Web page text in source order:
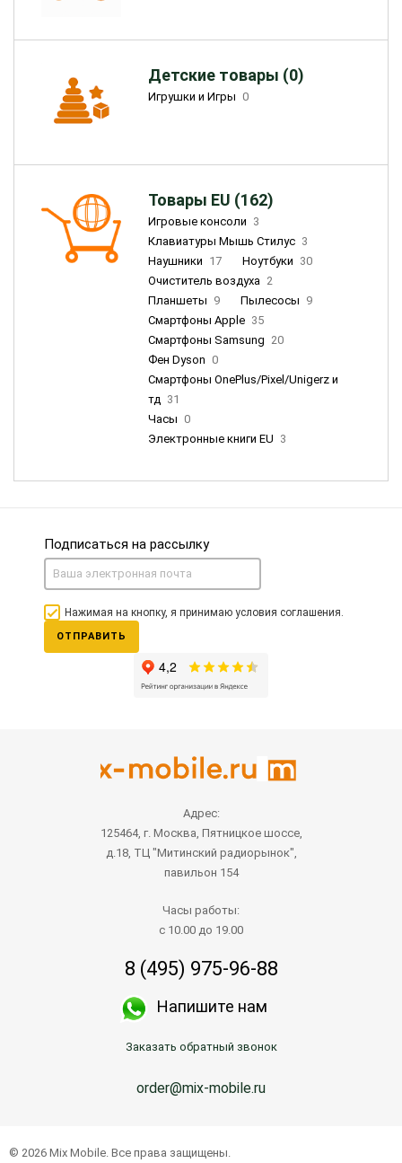
Детские товары (0)
Игрушки и Игры 0
Товары EU (162)
Игровые консоли 3
Клавиатуры Мышь Стилус 3
Наушники 17 Ноутбуки 30
Очиститель воздуха 2
Планшеты 9 Пылесосы 9
Смартфоны Apple 35
Смартфоны Samsung 20
Фен Dyson 0
Смартфоны OnePlus/Pixel/Unigerz и
тд 31
Часы 0
Электронные книги EU 3
Подписаться на рассылку
Нажимая на кнопку, я принимаю условия соглашения.
ОТПРАВИТЬ
Адрес:
125464, г. Москва, Пятницкое шоссе,
д.18, ТЦ "Митинский радиорынок",
павильон 154
Часы работы:
с 10.00 до 19.00
8 (495) 975-96-88
Напишите нам
Заказать обратный звонок
order@mix-mobile.ru
© 2026 Mix Mobile. Все права защищены.